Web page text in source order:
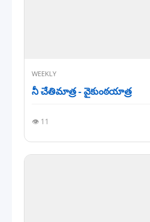
WEEKLY
నీ చేతిమాత్ర - వైకుంఠయాత్ర
👁️ 11